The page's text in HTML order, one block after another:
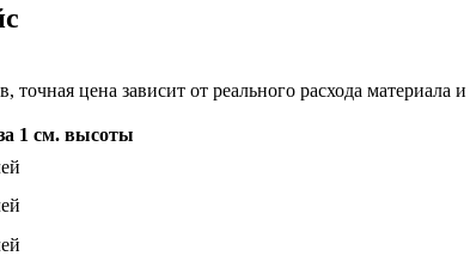
цена зависит от реального расхода материала
1 см. высоты